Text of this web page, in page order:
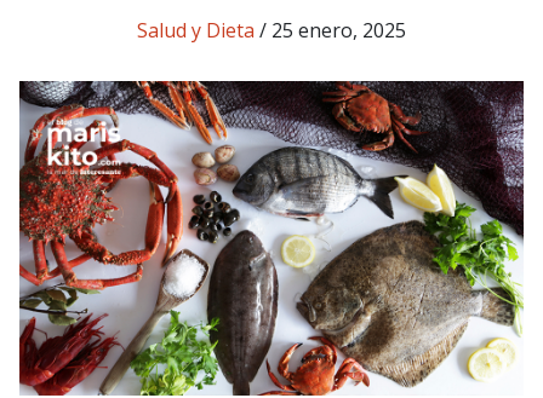
Categories
Salud y Dieta / 25 enero, 2025